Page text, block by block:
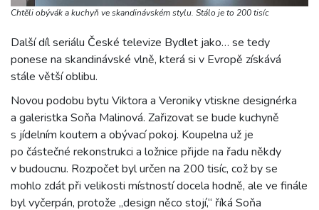
Chtěli obývák a kuchyň ve skandinávském stylu. Stálo je to 200 tisíc
Další díl seriálu České televize Bydlet jako… se tedy
ponese na skandinávské vlně, která si v Evropě získává
stále větší oblibu.
Novou podobu bytu Viktora a Veroniky vtiskne designérka
a galeristka Soňa Malinová. Zařizovat se bude kuchyně
s jídelním koutem a obývací pokoj. Koupelna už je
po částečné rekonstrukci a ložnice přijde na řadu někdy
v budoucnu. Rozpočet byl určen na 200 tisíc, což by se
mohlo zdát při velikosti místností docela hodně, ale ve finále
byl vyčerpán, protože „design něco stojí,“ říká Soňa